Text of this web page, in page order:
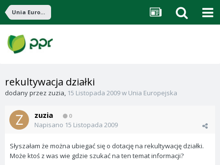
Unia Europejska
rekultywacja działki
dodany przez zuzia, 15 Listopada 2009w Unia Europejska
zuzia 0
Napisano 15 Listopada 2009
Słyszałam że można ubiegać się o dotację na rekultywację działki.
Może ktoś z was wie gdzie szukać na ten temat informacji?